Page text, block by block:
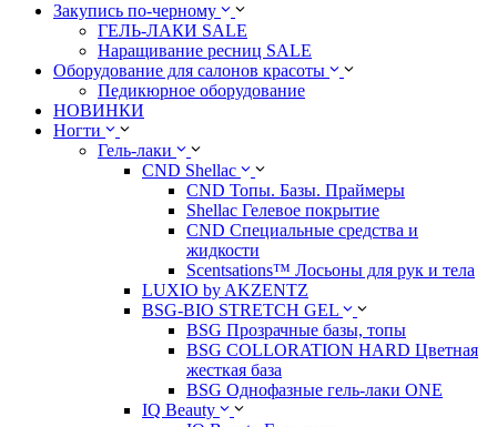
Закупись по-черному
ГЕЛЬ-ЛАКИ SALE
Наращивание ресниц SALE
Оборудование для салонов красоты
Педикюрное оборудование
НОВИНКИ
Ногти
Гель-лаки
CND Shellac
CND Топы. Базы. Праймеры
Shellac Гелевое покрытие
CND Специальные средства и
жидкости
Scentsations™ Лосьоны для рук и тела
LUXIO by AKZENTZ
BSG-BIO STRETCH GEL
BSG Прозрачные базы, топы
BSG COLLORATION HARD Цветная
жесткая база
BSG Однофазные гель-лаки ONE
IQ Beauty